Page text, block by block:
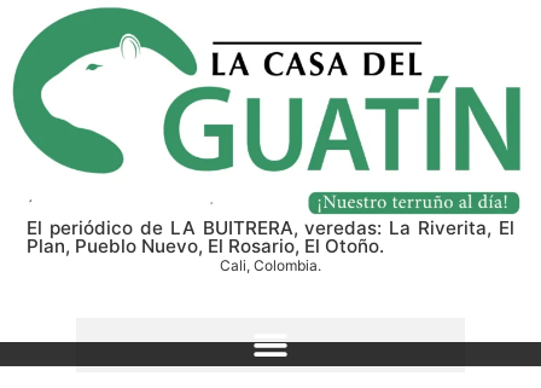
El periódico de LA BUITRERA, veredas: La Riverita, El
Plan, Pueblo Nuevo, El Rosario, El Otoño.
Cali, Colombia.